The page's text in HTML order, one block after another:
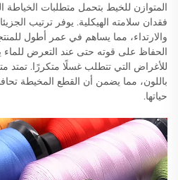
المتوازن للخيط بتحمل متطلبات الخياطة
فقدان سلامته الهيكلية. يوفر ترتيب
والارتداء، مما يساهم في عمر أطول
الحفاظ على قوته حتى عند التعرض
للأغراض التي تتطلب غسلًا متكررًا. تمتد
باللون، مما يضمن أن القطع المخيطة
حياتها.